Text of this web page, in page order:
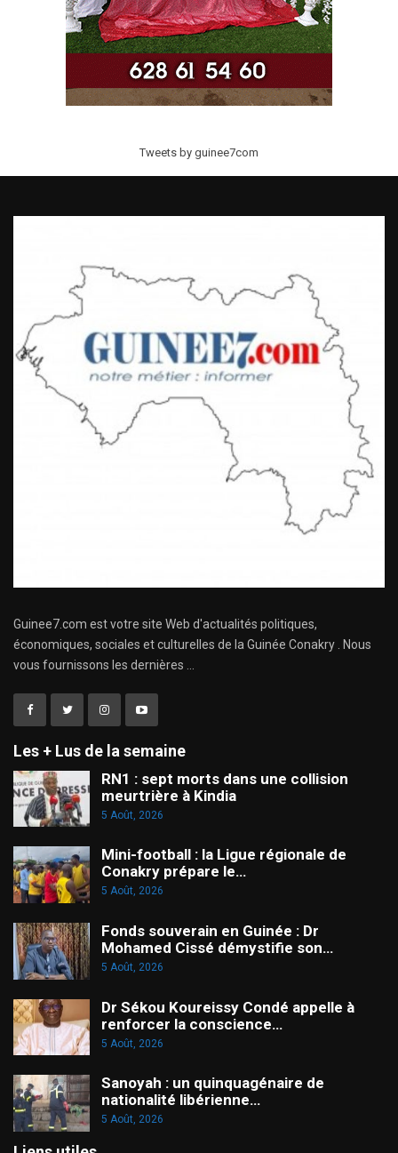
Tweets by guinee7com
Guinee7.com est votre site Web d'actualités politiques,
économiques, sociales et culturelles de la Guinée Conakry . Nous
vous fournissons les dernières ...
Les + Lus de la semaine
RN1 : sept morts dans une collision
meurtrière à Kindia
5 Août, 2026
Mini-football : la Ligue régionale de
Conakry prépare le…
5 Août, 2026
Fonds souverain en Guinée : Dr
Mohamed Cissé démystifie son…
5 Août, 2026
Dr Sékou Koureissy Condé appelle à
renforcer la conscience…
5 Août, 2026
Sanoyah : un quinquagénaire de
nationalité libérienne…
5 Août, 2026